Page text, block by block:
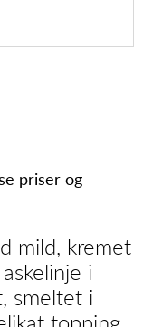
priser og
mild, kremet
i
smeltet i